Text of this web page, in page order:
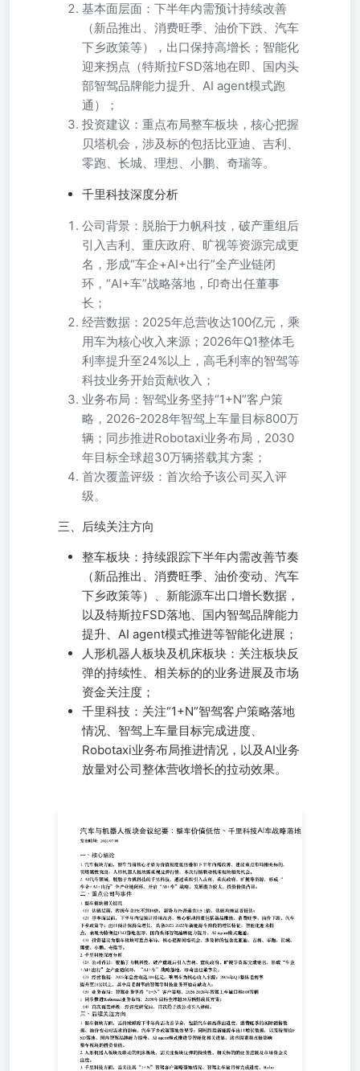
基本面层面：下半年内需预计持续改善
（新品推出、消费旺季、油价下跌、汽车
下乡政策等），出口保持高增长；智能化
迎来拐点（特斯拉FSD落地在即、国内头
部智驾品牌能力提升、AI agent模式跑
通）；
投资建议：重点布局整车板块，核心把握
贝塔机会，涉及标的包括比亚迪、吉利、
零跑、长城、理想、小鹏、奇瑞等。
千里科技深度分析
公司背景：脱胎于力帆科技，破产重组后
引入吉利、重庆政府、旷视等资源完成更
名，形成“车企+AI+出行”全产业链闭
环，“AI+车”战略落地，印奇出任董事
长；
经营数据：2025年总营收达100亿元，乘
用车为核心收入来源；2026年Q1整体毛
利率提升至24%以上，高毛利率的智驾等
科技业务开始贡献收入；
业务布局：智驾业务坚持“1+N”客户策
略，2026-2028年智驾上车量目标800万
辆；同步推进Robotaxi业务布局，2030
年目标全球超30万辆搭载其方案；
首次覆盖评级：首次给予该公司买入评
级。
三、后续关注方向
整车板块：持续跟踪下半年内需改善节奏
（新品推出、消费旺季、油价变动、汽车
下乡政策等）、新能源车出口增长数据，
以及特斯拉FSD落地、国内智驾品牌能力
提升、AI agent模式推进等智能化进展；
人形机器人板块及机床板块：关注板块反
弹的持续性、相关标的的业务进展及市场
资金关注度；
千里科技：关注“1+N”智驾客户策略落地
情况、智驾上车量目标完成进度、
Robotaxi业务布局推进情况，以及AI业务
放量对公司整体营收增长的拉动效果。
车当前核心矛盾为价值极度低估叠加下半年内需改善，建议
重点布局相关标的，贝塔属性突出；人形机器人板块需重视
反弹行情，本次行情联动机床板块相关机会。2. AI汽车领
域，脱胎于力帆科技的千里科技，通过重组引入吉利、重庆
政府、旷视等资源，形成“车企+AI+出行”全产业链闭环，
开启“AI+车”战略，发展潜力较大，投资价值凸显。二、重
点公司与事件 1. 整车板块相关情况 （1）估值层面，传统
车企PE不到10倍，新势力PS普遍在0.5-1倍，估值均被显著
低估；（2）基本面层面，下半年内需预计持续改善，核心
驱动因素包括新品推出、消费旺季、油价下跌、汽车下乡政
策等；出口预计保持高增长，具备2021-2022年新能源车阶
段的增长特征；智能化迎来拐点，表现为特斯拉FSD落地在
即、国内头部智驾品牌能力提升、AI agent模式跑通；（3）
投资建议为整车板块可重点布局，核心把握贝塔机会，涉及